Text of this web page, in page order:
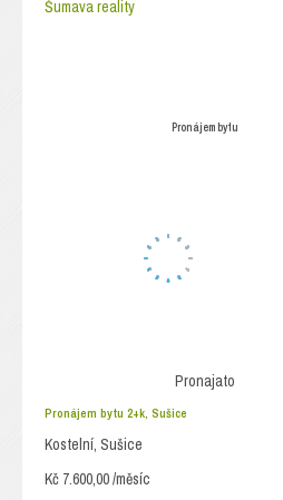
Šumava reality
Pronájem bytu
Pronajato
Pronájem bytu 2+k, Sušice
Kostelní, Sušice
Kč 7.600,00 /měsíc